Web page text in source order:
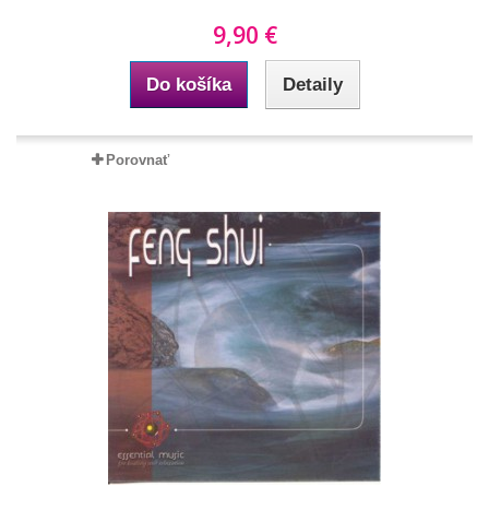
9,90 €
Do košíka Detaily
Porovnať